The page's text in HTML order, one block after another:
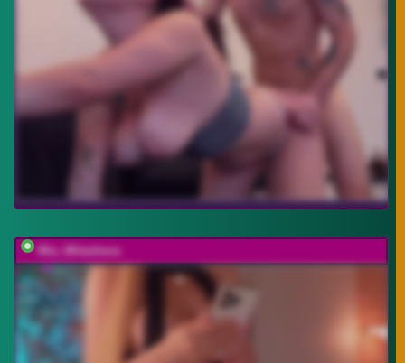
Mia_Milasheva